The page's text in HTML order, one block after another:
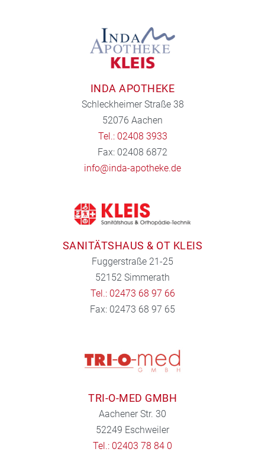
INDA APOTHEKE
Schleckheimer Straße 38
52076 Aachen
Tel.: 02408 3933
Fax: 02408 6872
info@inda-apotheke.de
SANITÄTSHAUS & OT KLEIS
Fuggerstraße 21-25
52152 Simmerath
Tel.: 02473 68 97 66
Fax: 02473 68 97 65
TRI-O-MED GMBH
Aachener Str. 30
52249 Eschweiler
Tel.: 02403 78 84 0